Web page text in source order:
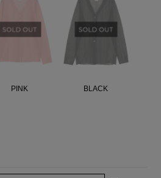
PINK BLACK